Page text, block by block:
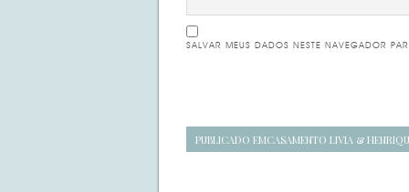
SALVAR MEUS DADOS NESTE NAVEGADOR
Navegação
PUBLICADO EMCASAMENTO LIVIA &